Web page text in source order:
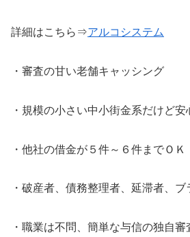
詳細はこちら⇒アルコシステム
・審査の甘い老舗キャッシング
・規模の小さい中小街金系だけど安
・他社の借金が５件～６件までＯＫ
・破産者、債務整理者、延滞者、
・職業は不問、簡単な与信の独自審